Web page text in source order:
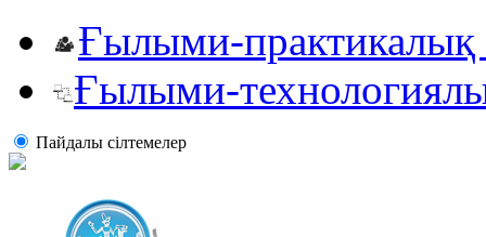
Ғылыми-практикалық
Ғылыми-
Пайдалы сiлтемелер